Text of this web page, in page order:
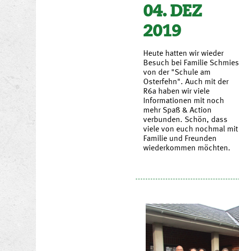
04. DEZ
2019
Heute hatten wir wieder
Besuch bei Familie Schmies
von der "Schule am
Osterfehn". Auch mit der
R6a haben wir viele
Informationen mit noch
mehr Spaß & Action
verbunden. Schön, dass
viele von euch nochmal mit
Familie und Freunden
wiederkommen möchten.